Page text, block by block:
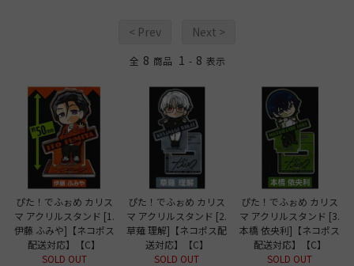
< Prev Next >
全 8 商品 1 - 8 表示
ぴた！でふぉめ カリス
マ アクリルスタンド [1.
伊藤 ふみや]【ネコポス
配送対応】【C】
SOLD OUT
ぴた！でふぉめ カリス
マ アクリルスタンド [2.
草薙 理解]【ネコポス配
送対応】【C】
SOLD OUT
ぴた！でふぉめ カリス
マ アクリルスタンド [3.
本橋 依央利]【ネコポス
配送対応】【C】
SOLD OUT